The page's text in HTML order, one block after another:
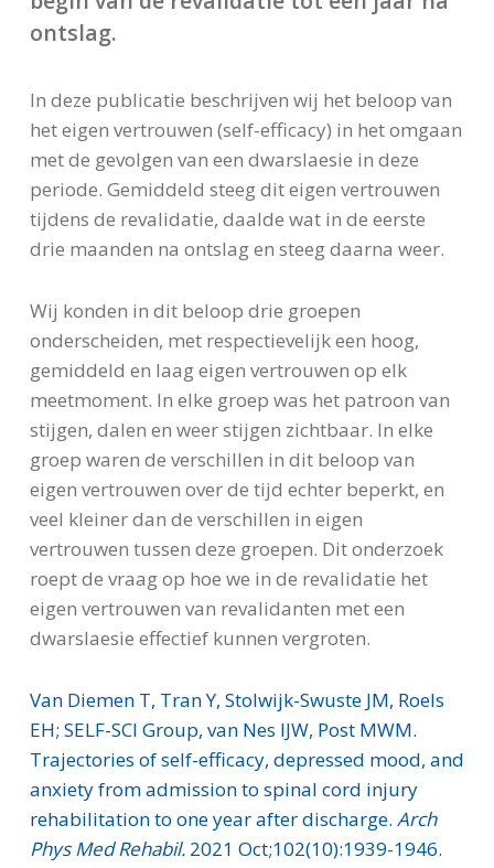
ontslag.
In deze publicatie beschrijven wij het beloop van
het eigen vertrouwen (self-efficacy) in het omgaan
met de gevolgen van een dwarslaesie in deze
periode. Gemiddeld steeg dit eigen vertrouwen
tijdens de revalidatie, daalde wat in de eerste
drie maanden na ontslag en steeg daarna weer.
Wij konden in dit beloop drie groepen
onderscheiden, met respectievelijk een hoog,
gemiddeld en laag eigen vertrouwen op elk
meetmoment. In elke groep was het patroon van
stijgen, dalen en weer stijgen zichtbaar. In elke
groep waren de verschillen in dit beloop van
eigen vertrouwen over de tijd echter beperkt, en
veel kleiner dan de verschillen in eigen
vertrouwen tussen deze groepen. Dit onderzoek
roept de vraag op hoe we in de revalidatie het
eigen vertrouwen van revalidanten met een
dwarslaesie effectief kunnen vergroten.
Van Diemen T, Tran Y, Stolwijk-Swuste JM, Roels
EH; SELF-SCI Group, van Nes IJW, Post MWM.
Trajectories of self-efficacy, depressed mood, and
anxiety from admission to spinal cord injury
rehabilitation to one year after discharge. Arch
Phys Med Rehabil.2021 Oct;102(10):1939-1946.